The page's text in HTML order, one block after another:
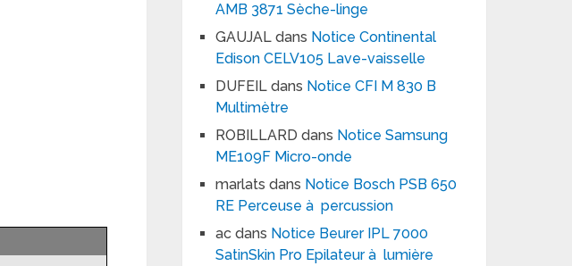
AMB 3871 Sèche-linge
GAUJAL dans Notice Continental
Edison CELV105 Lave-vaisselle
DUFEIL dans Notice CFI M 830 B
Multimètre
ROBILLARD dans Notice Samsung
ME109F Micro-onde
marlats dans Notice Bosch PSB 650
RE Perceuse à percussion
ac dans Notice Beurer IPL 7000
SatinSkin Pro Epilateur à lumière